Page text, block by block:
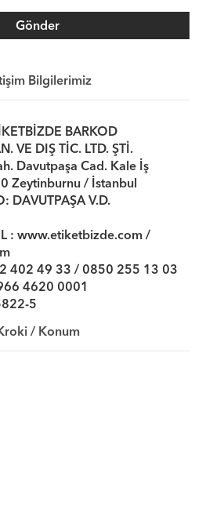
Bilgilerimiz
BARKOD
VE DIŞ TİC. LTD. ŞTİ.
Davutpaşa Cad. Kale İş
Zeytinburnu / İstanbul
DAVUTPAŞA V.D.
: www.etiketbizde.com /
402 49 33 / 0850 255 13 03
4620 0001
5
/ Konum